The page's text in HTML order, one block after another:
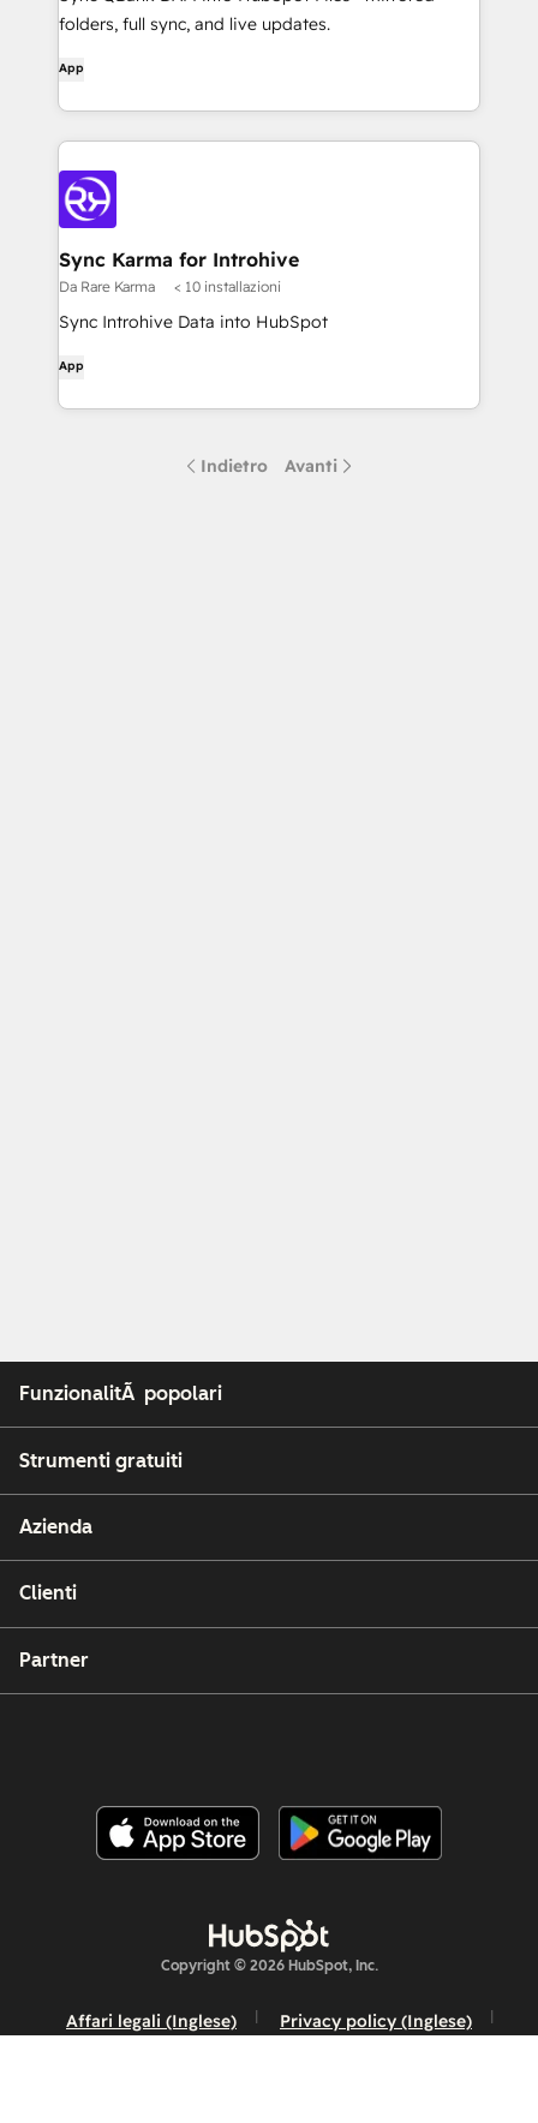
folders, full sync, and live updates.
App
Sync Karma for Introhive
Da Rare Karma < 10 installazioni
Sync Introhive Data into HubSpot
App
Indietro Avanti
FunzionalitÃ popolari
Strumenti gratuiti
Azienda
Clienti
Partner
Copyright © 2026 HubSpot, Inc.
Affari legali (Inglese) Privacy policy (Inglese)